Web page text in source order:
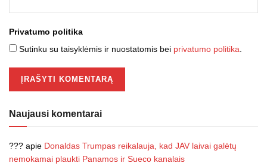
Privatumo politika
Sutinku su taisyklėmis ir nuostatomis bei privatumo politika
Naujausi komentarai
??? apie Donaldas Trumpas reikalauja, kad JAV laivai galėtų
nemokamai plaukti Panamos ir Sueco kanalais